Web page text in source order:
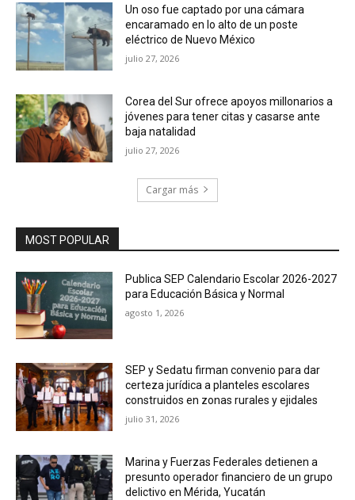
Un oso fue captado por una cámara
encaramado en lo alto de un poste
eléctrico de Nuevo México
julio 27, 2026
Corea del Sur ofrece apoyos millonarios a
jóvenes para tener citas y casarse ante
baja natalidad
julio 27, 2026
Cargar más
MOST POPULAR
Publica SEP Calendario Escolar 2026-2027
para Educación Básica y Normal
agosto 1, 2026
SEP y Sedatu firman convenio para dar
certeza jurídica a planteles escolares
construidos en zonas rurales y ejidales
julio 31, 2026
Marina y Fuerzas Federales detienen a
presunto operador financiero de un grupo
delictivo en Mérida, Yucatán